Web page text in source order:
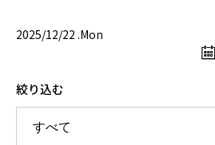
2025/12/22 .Mon
絞り込む